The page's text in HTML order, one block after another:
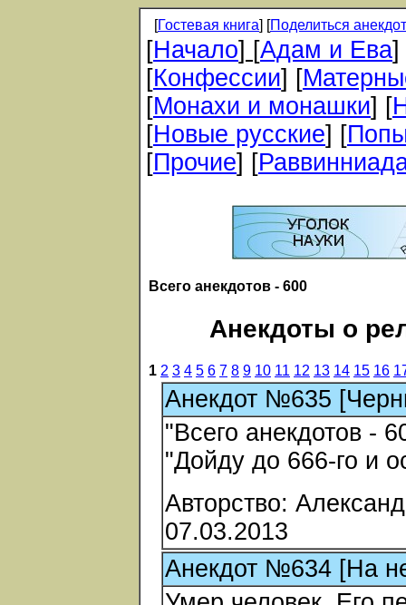
[Гостевая книга] [Поделиться
[Начало] [Адам и Ева]
[Конфессии] [
[Монахи и монашки] [
[Новые русские] [
[Прочие] [
Всего анекдотов - 600
Анекдоты о
1 2 3 4 5 6 7 8 9 10 11 12 13 14 15 16
Анекдот №635
"Всего анекдотов -
"Дойду до 666-го и
Авторство:
07.03.2013
Анекдот №634 [На